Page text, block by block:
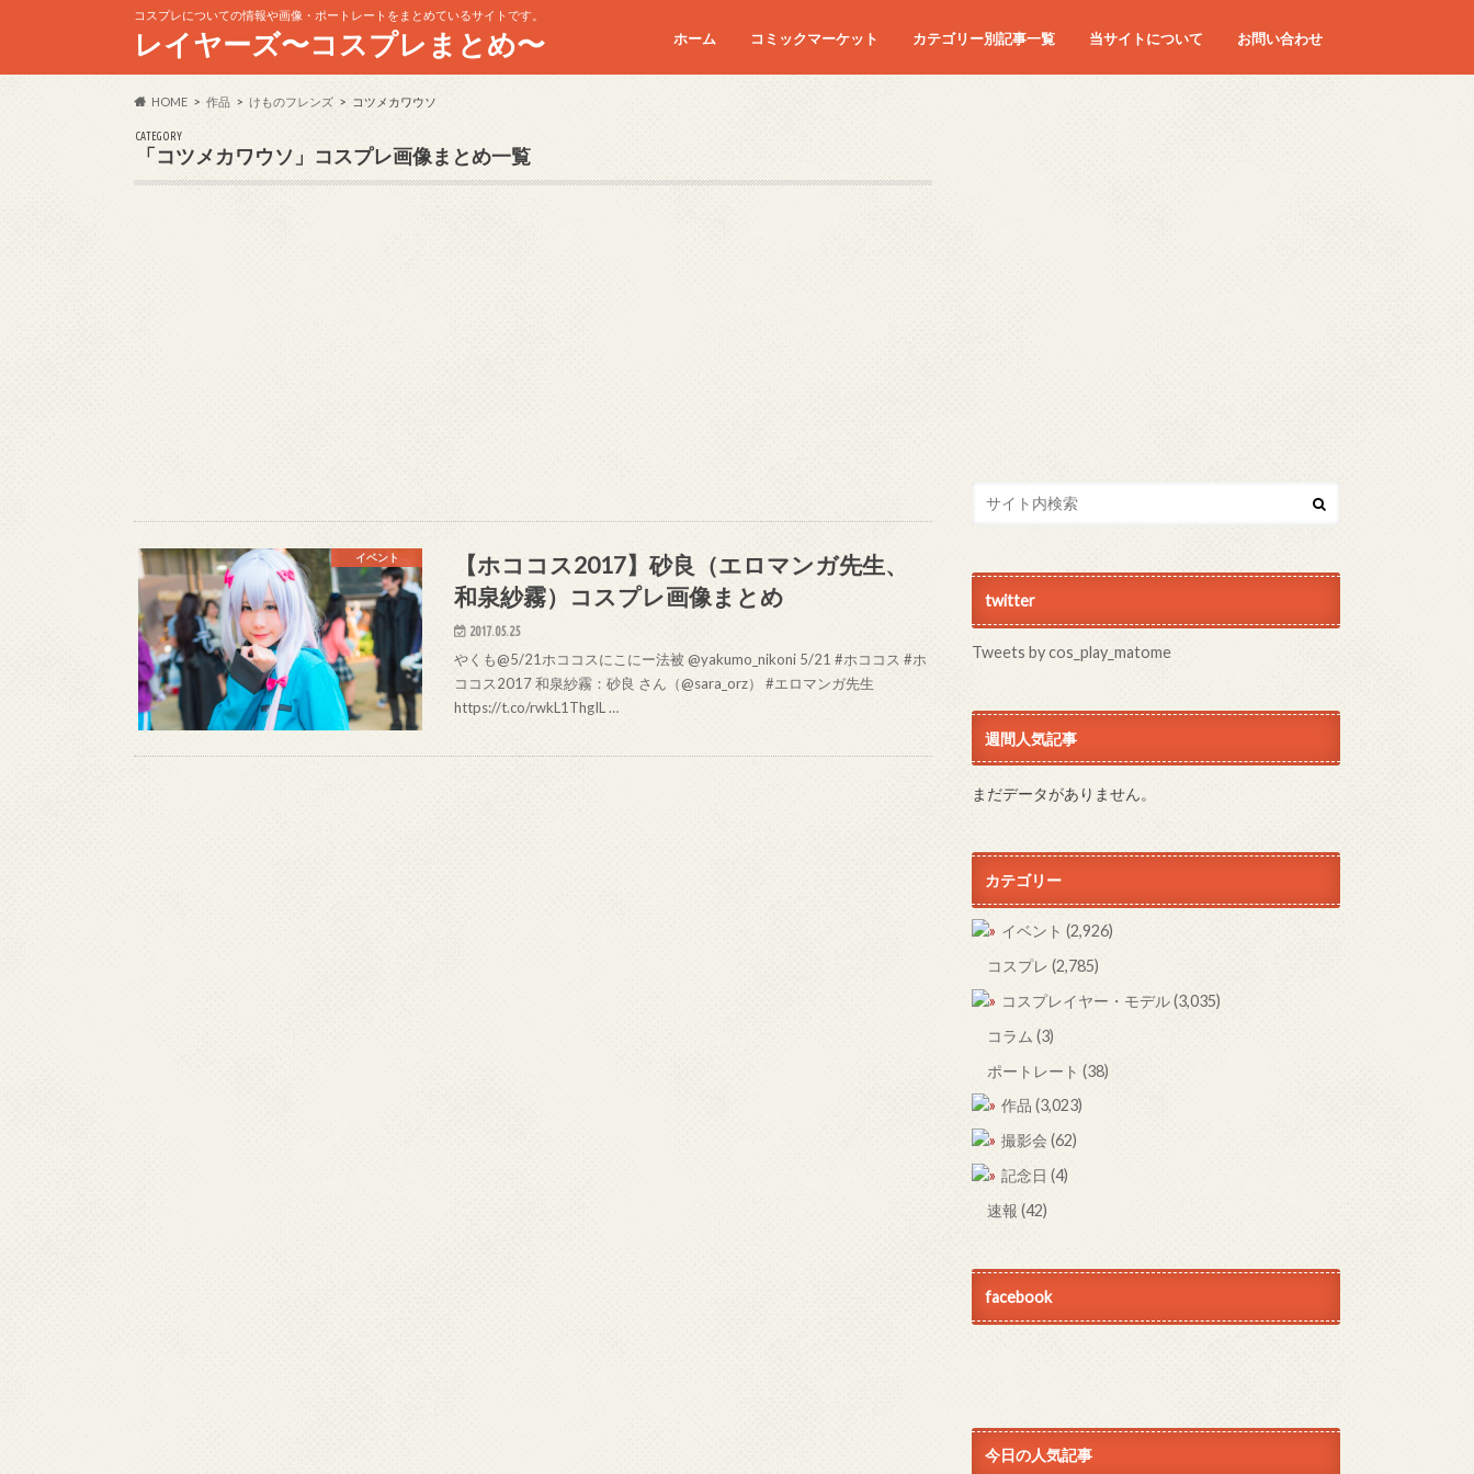
コスプレについての情報や画像・ポートレートをまとめているサイトです。
レイヤーズ〜コスプレまとめ〜 ホーム コミックマーケット
コミケC90
コミケC91
コミケC92
コミケC93
コミケC94
コミケC95
カテゴリー別記事一覧 当サイトについて お問い合わせ
HOME 作品 けものフレンズ コツメカワウソ
CATEGORY
「コツメカワウソ」コスプレ画像まとめ一覧
イベント
【ホココス2017】砂良（エロマンガ先生、
和泉紗霧）コスプレ画像まとめ
2017.05.25
やくも@5/21ホココスにこにー法被 @yakumo_nikoni 5/21 #ホココス #ホ
ココス2017 和泉紗霧：砂良 さん（@sara_orz） #エロマンガ先生
https://t.co/rwkL1ThgIL …
twitter
Tweets by cos_play_matome
週間人気記事
まだデータがありません。
カテゴリー
イベント (2,926)
コスプレ (2,785)
コスプレイヤー・モデル(3,035)
コラム (3)
ポートレート (38)
作品 (3,023)
撮影会 (62)
記念日 (4)
速報 (42)
facebook
今日の人気記事